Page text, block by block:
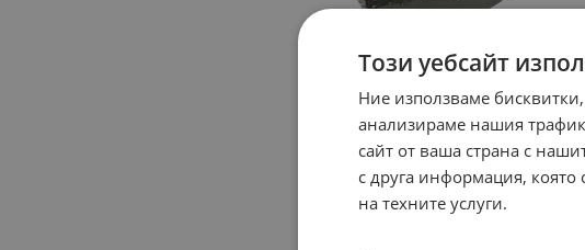
Този уебсайт
Ние използваме
анализираме нашия
сайт от ваша страна с
с друга информация, която
на техните услуги.